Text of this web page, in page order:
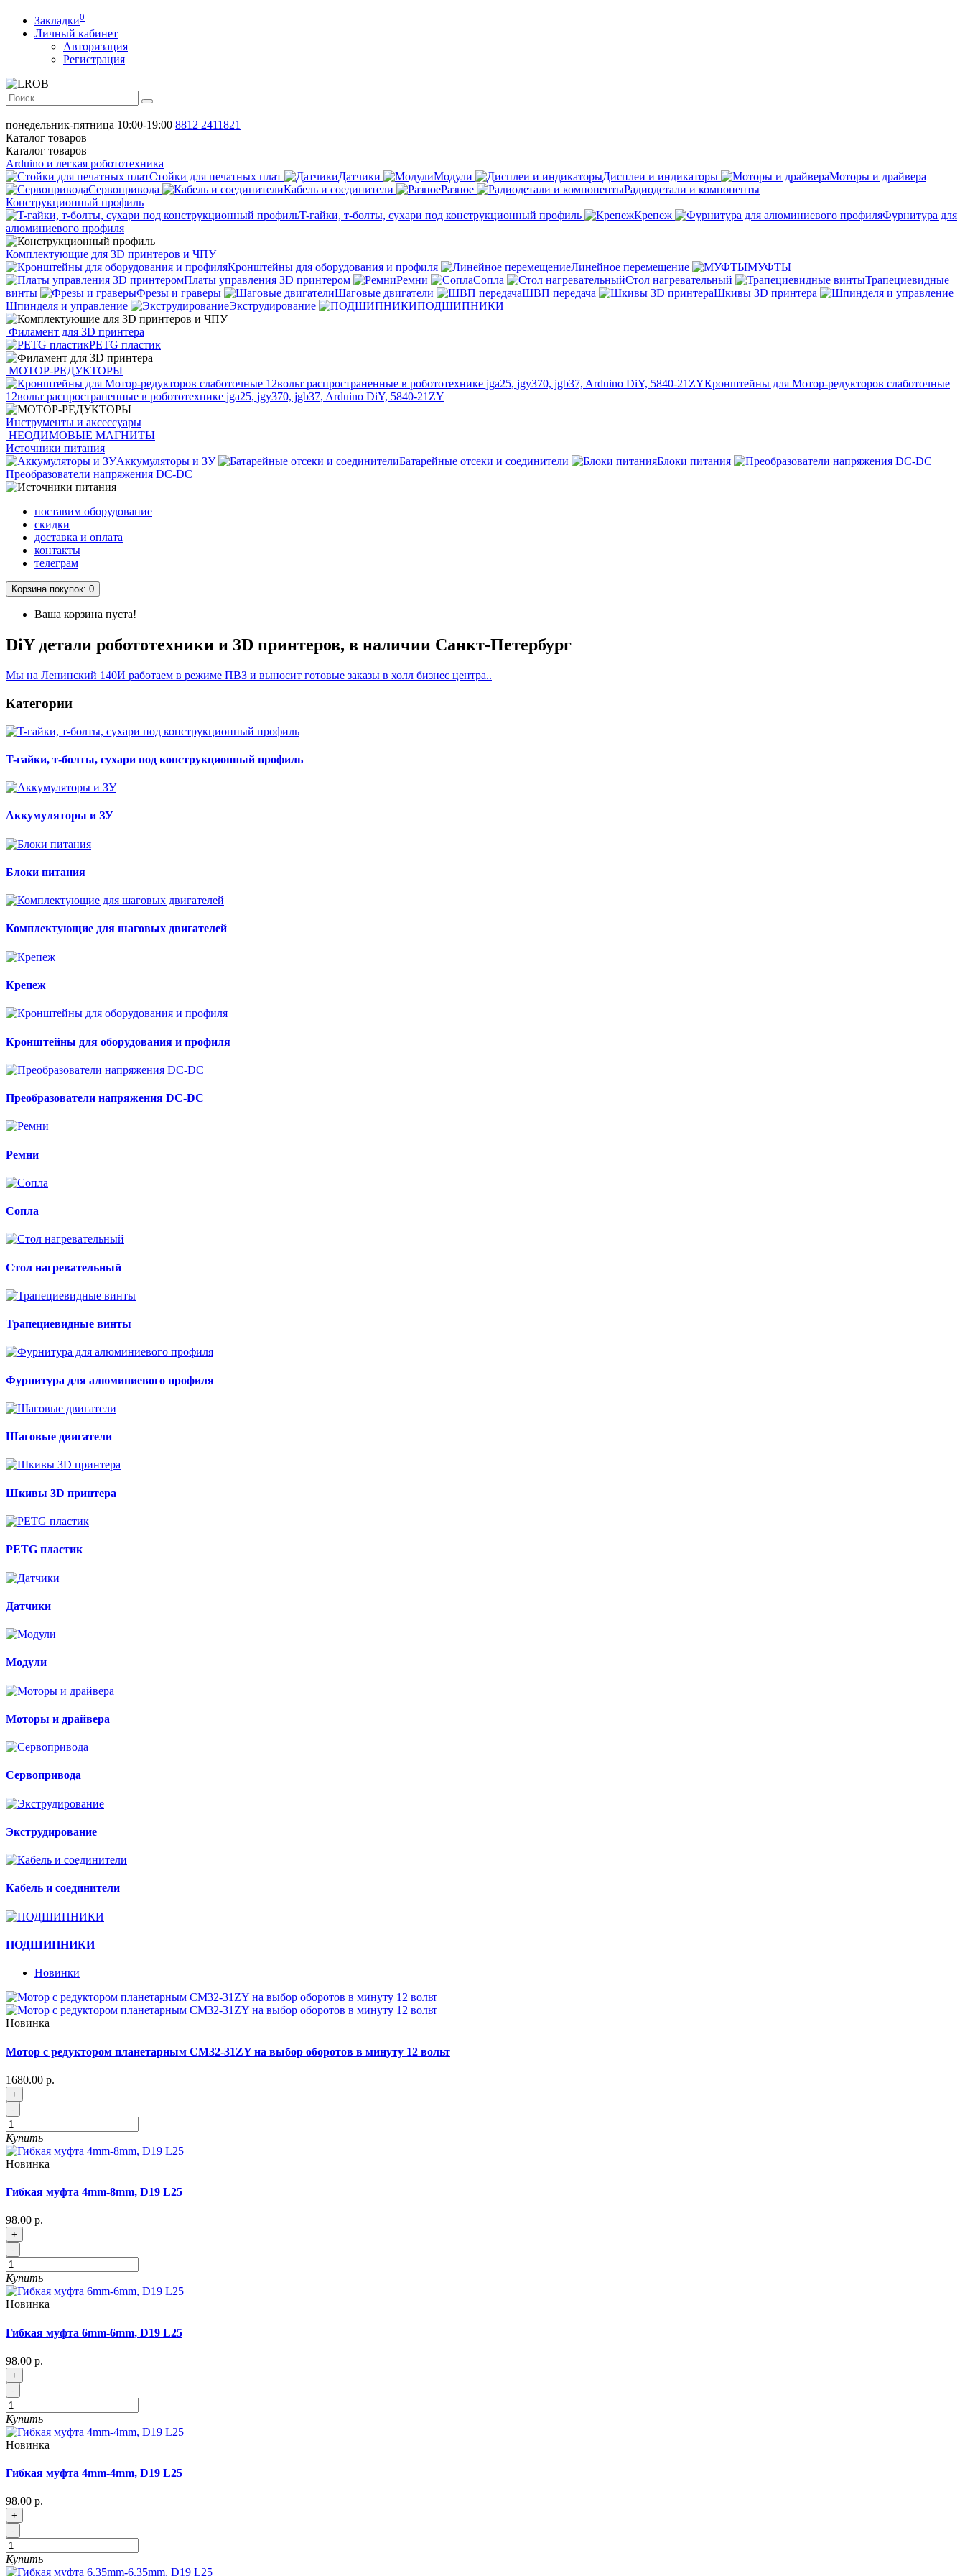
Закладки0
Личный кабинет
Авторизация
Регистрация
понедельник-пятница 10:00-19:00 8812 2411821
Каталог товаров
Каталог товаров
Arduino и легкая робототехника
Стойки для печатных плат
Датчики Модули Дисплеи и индикаторы
Моторы и драйвера
Сервопривода
Кабель и соединители Разное
Радиодетали и компоненты
Конструкционный профиль
T-гайки, т-болты, сухари под конструкционный профиль
Крепеж
Фурнитура для
алюминиевого профиля
Комплектующие для 3D принтеров и ЧПУ
Кронштейны для оборудования и профиля
Линейное перемещение
МУФТЫ
Платы управления 3D принтером
Ремни Сопла Стол нагревательный
Трапециевидные
винты
Фрезы и граверы Шаговые двигатели ШВП передача
Шкивы 3D принтера
Шпинделя и управление
Экструдирование ПОДШИПНИКИ
Филамент для 3D принтера
PETG пластик
МОТОР-РЕДУКТОРЫ
Кронштейны для Мотор-редукторов слаботочные
12вольт распространенные в робототехнике jga25, jgy370, jgb37, Arduino DiY, 5840-21ZY
Инструменты и аксессуары
НЕОДИМОВЫЕ МАГНИТЫ
Источники питания
Аккумуляторы и ЗУ
Батарейные отсеки и соединители
Блоки питания
Преобразователи напряжения DC-DC
поставим оборудование
скидки
доставка и оплата
контакты
телеграм
Корзинапокупок: 0
Ваша корзина пуста!
DiY детали робототехники и 3D принтеров, в наличии Санкт-Петербург
Мы на Ленинский 140И работаем в режиме ПВЗ и выносит готовые заказы в холл бизнес центра..
Категории
T-гайки, т-болты, сухари под конструкционный профиль
Аккумуляторы и ЗУ
Блоки питания
Комплектующие для шаговых двигателей
Крепеж
Кронштейны для оборудования и профиля
Преобразователи напряжения DC-DC
Ремни
Сопла
Стол нагревательный
Трапециевидные винты
Фурнитура для алюминиевого профиля
Шаговые двигатели
Шкивы 3D принтера
PETG пластик
Датчики
Модули
Моторы и драйвера
Сервопривода
Экструдирование
Кабель и соединители
ПОДШИПНИКИ
Новинки
Новинка
Мотор с редуктором планетарным CM32-31ZY на выбор оборотов в минуту 12 вольт
1680.00 р.
+
-
Купить
Новинка
Гибкая муфта 4mm-8mm, D19 L25
98.00 р.
+
-
Купить
Новинка
Гибкая муфта 6mm-6mm, D19 L25
98.00 р.
+
-
Купить
Новинка
Гибкая муфта 4mm-4mm, D19 L25
98.00 р.
+
-
Купить